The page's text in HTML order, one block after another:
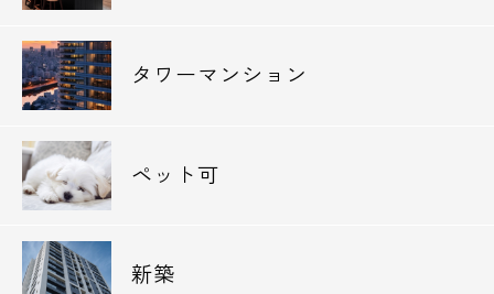
タワーマンション
ペット可
新築